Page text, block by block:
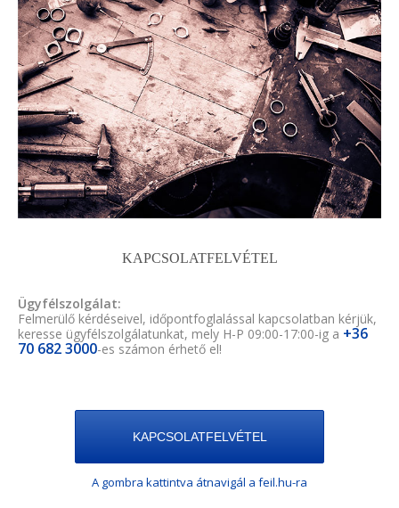
KAPCSOLATFELVÉTEL
Ügyfélszolgálat:
Felmerülő kérdéseivel, időpontfoglalással kapcsolatban kérjük,
keresse ügyfélszolgálatunkat, mely H-P 09:00-17:00-ig a +36
70 682 3000-es számon érhető el!
KAPCSOLATFELVÉTEL
A gombra kattintva átnavigál a feil.hu-ra